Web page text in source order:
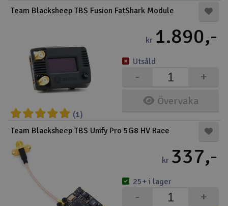
Team Blacksheep TBS Fusion FatShark Module
(1)
kr 1.890,-
Övervaka
+
-
Utsåld
Team Blacksheep TBS Unify Pro 5G8 HV Race
kr 337,-
+
-
25+ i lager